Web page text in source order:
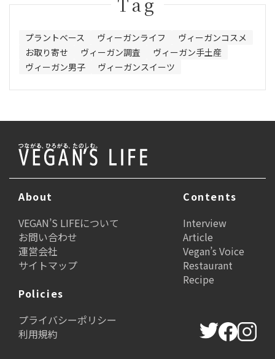
プラントベース ヴィーガンライフ
ヴィーガンコスメ
お取り寄せ
ヴィーガン調査
ヴィーガン手土産
ヴィーガン男子
ヴィーガンスイーツ
About
VEGAN’S LIFEについて
お問い合わせ
運営会社
サイトマップ
Contents
Interview
Article
Vegan’s Voice
Restaurant
Recipe
Policies
プライバシーポリシー
利用規約